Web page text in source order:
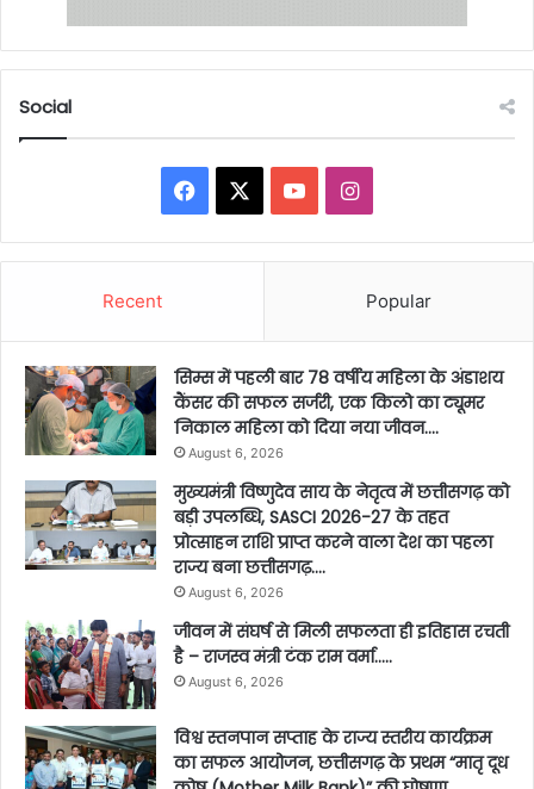
Social
Facebook YouTubeInstagram
Recent Popular
सिम्स में पहली बार 78 वर्षीय महिला के अंडाशय
कैंसर की सफल सर्जरी, एक किलो का ट्यूमर
निकाल महिला को दिया नया जीवन….
August 6, 2026
मुख्यमंत्री विष्णुदेव साय के नेतृत्व में छत्तीसगढ़ को
बड़ी उपलब्धि, SASCI 2026-27 के तहत
प्रोत्साहन राशि प्राप्त करने वाला देश का पहला
राज्य बना छत्तीसगढ़….
August 6, 2026
जीवन में संघर्ष से मिली सफलता ही इतिहास रचती
है – राजस्व मंत्री टंक राम वर्मा…..
August 6, 2026
विश्व स्तनपान सप्ताह के राज्य स्तरीय कार्यक्रम
का सफल आयोजन, छत्तीसगढ़ के प्रथम “मातृ दूध